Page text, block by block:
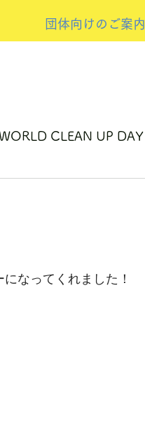
団体向けのご案内
CLEAN UP DAY
なってくれました！